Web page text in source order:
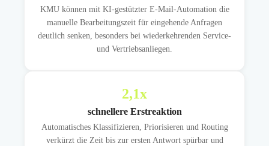
KMU können mit KI-gestützter E-Mail-Automation die
manuelle Bearbeitungszeit für eingehende Anfragen
deutlich senken, besonders bei wiederkehrenden Service-
und Vertriebsanliegen.
2,1x
schnellere Erstreaktion
Automatisches Klassifizieren, Priorisieren und Routing
verkürzt die Zeit bis zur ersten Antwort spürbar und